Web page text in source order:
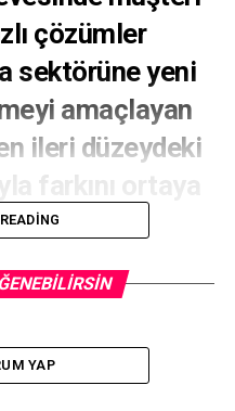
çözümler
sektörüne yeni
amaçlayan
ileri düzeydeki
YAP